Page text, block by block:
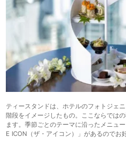
ティースタンドは、ホテルのフォトジェ
階段をイメージしたもの。ここならでは
ます。季節ごとのテーマに沿ったメニュ
E ICON（ザ・アイコン）」があるのでお